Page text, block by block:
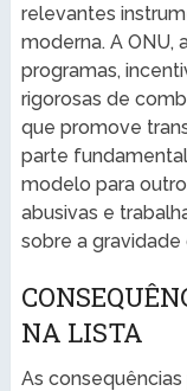
relevantes
moderna. A ONU,
programas,
rigorosas de
que promove
parte
modelo para
abusivas e
sobre a
NA LISTA
As